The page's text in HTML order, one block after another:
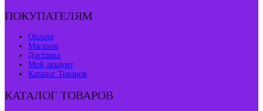
ПОКУПАТЕЛЯМ
Оплата
Магазин
Доставка
Мой аккаунт
Каталог Товаров
КАТАЛОГ ТОВАРОВ